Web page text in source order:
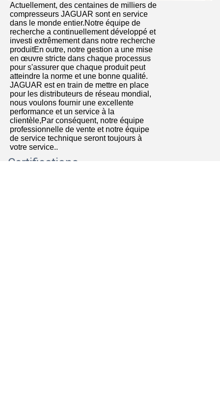
Actuellement, des centaines de milliers de
compresseurs JAGUAR sont en service
dans le monde entier.Notre équipe de
recherche a continuellement développé et
investi extrêmement dans notre recherche
produitEn outre, notre gestion a une mise
en œuvre stricte dans chaque processus
pour s'assurer que chaque produit peut
atteindre la norme et une bonne qualité.
JAGUAR est en train de mettre en place
pour les distributeurs de réseau mondial,
nous voulons fournir une excellente
performance et un service à la
clientèle,Par conséquent, notre équipe
professionnelle de vente et notre équipe
de service technique seront toujours à
votre service..
Certifications